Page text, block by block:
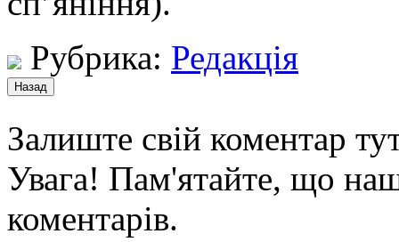
Рубрика: Редакція
Залиште свій коментар
Увага! Пам'ятайте, що
коментарів.